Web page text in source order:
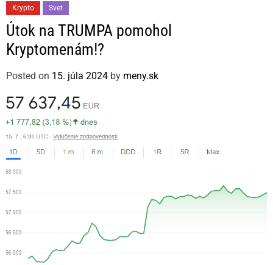
a
t
e
o
r
Krypto Svet
Útok na TRUMPA pomohol
Kryptomenám!?
Posted on 15. júla 2024 by meny.sk